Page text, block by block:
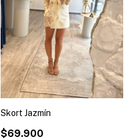
Skort Jazmín
$69.900